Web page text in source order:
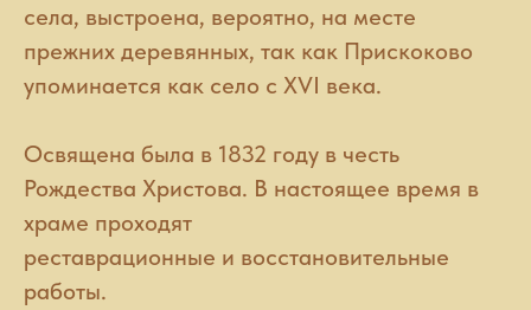
села, выстроена, вероятно, на месте
прежних деревянных, так как Прискоково
упоминается как село с ХVI века.
Освящена была в 1832 году в честь
Рождества Христова. В настоящее время в
храме проходят
реставрационные и восстановительные
работы.